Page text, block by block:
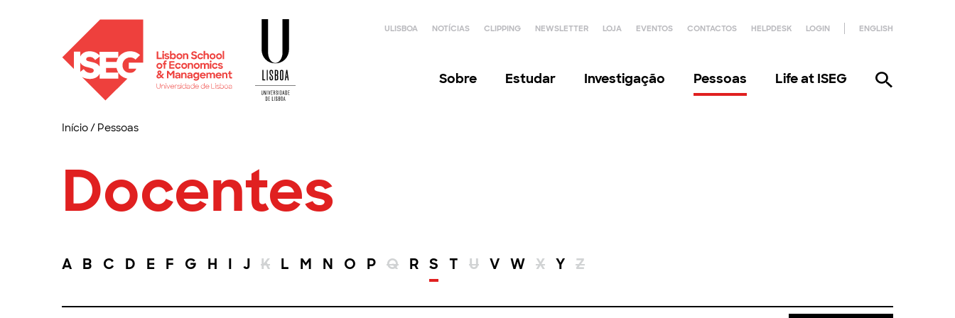
ULISBOA NOTÍCIAS CLIPPING NEWSLETTER LOJA EVENTOS CONTACTOS HELPDESK LOGIN ENGLISH
Sobre Estudar Investigação Pessoas Life at ISEG
Início/ Pessoas
Docentes
A B C D E F G H I J K L M N O P Q R S T U V W X Y Z